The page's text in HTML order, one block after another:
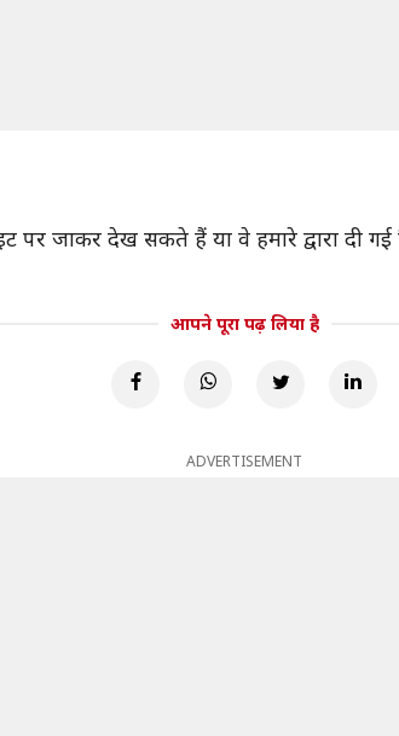
पर जाकर देख सकते हैं या वे हमारे द्वारा
आपने पूरा पढ़ लिया है
ADVERTISEMENT